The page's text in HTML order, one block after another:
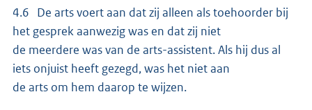
4.6 De arts voert aan dat zij alleen als toehoorder bij
het gesprek aanwezig was en dat zij niet
de meerdere was van de arts-assistent. Als hij dus al
iets onjuist heeft gezegd, was het niet aan
de arts om hem daarop te wijzen.